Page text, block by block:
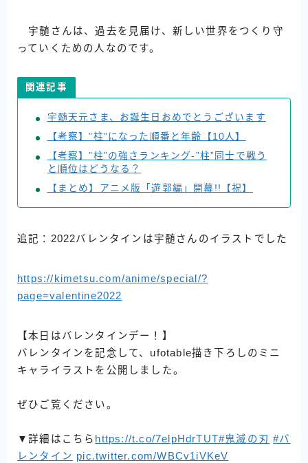
宇髄さんは、過去を見届け、新しい世界をつくり守
っていくための人なのです。
関連記事
宇髄天元さま、お誕生日おめでとうございます
【考察】”柱”になった順番と年齢【10人】
【考察】”柱”の強さランキング‐”柱”同士で戦う
と順位はどうなる？
【まとめ】アニメ版「遊郭編」開幕!!【祝】
追記：2022バレンタインは宇髄さんのイラストでした
https://kimetsu.com/anime/special/?
page=valentine2022
【本日はバレンタインデー！】
バレンタインを記念して、ufotable描き下ろしのミニ
キャライラストを公開しました。
ぜひご覧ください。
▼詳細はこちら https://t.co/7elpHdrTUT#鬼滅の刃 #バ
レンタイン pic.twitter.com/WBCv1iVKeV